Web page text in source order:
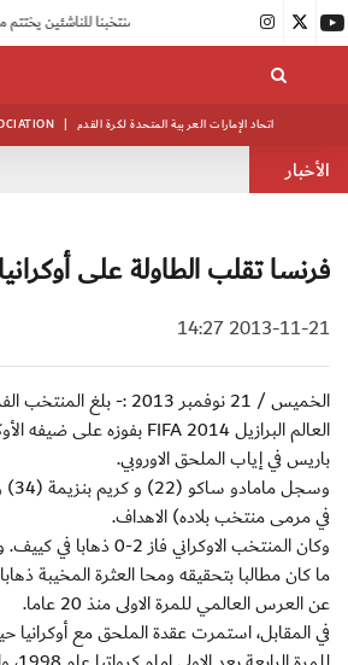
| اتحاد الإمارات العربية المتحدة لكرة القدم
الأخبار
فرنسا تقلب الطاولة على
2013-11-21 14:27
الخميس / 21 نوفمبر 2013 :-
باريس في إياب الملحق الاوروبي.
في مرمى منتخب بلاده) الاهداف.
وكان المنتخب الاوكراني
ما كان مطالبا بتحقيقه ومحا العثرة المخيبة
عن العرس العالمي للمرة الاولى منذ 20 عاما.
في المقابل، استمرت عقدة الملحق مع